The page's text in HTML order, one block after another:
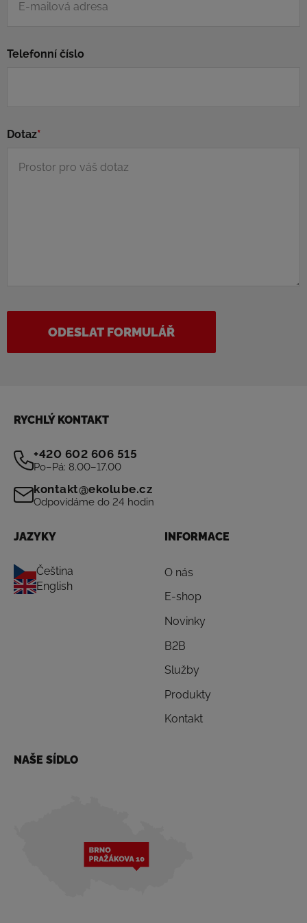
Telefonní číslo
Dotaz*
ODESLAT FORMULÁŘ
RYCHLÝ KONTAKT
+420 602 606 515
Po–Pá: 8.00–17.00
kontakt@ekolube.cz
Odpovídáme do 24 hodin
JAZYKY
Čeština
English
INFORMACE
O nás
E-shop
Novinky
B2B
Služby
Produkty
Kontakt
NAŠE SÍDLO